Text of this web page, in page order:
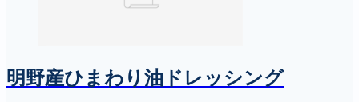
明野産ひまわり油ドレッシング